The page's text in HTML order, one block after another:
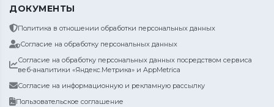
ДОКУМЕНТЫ
Политика в отношении обработки персональных данных
Согласие на обработку персональных данных
Согласие на обработку персональных данных посредством сервиса
веб-аналитики «Яндекс.Метрика» и AppMetrica
Согласие на информационную и рекламную рассылку
Пользовательское соглашение